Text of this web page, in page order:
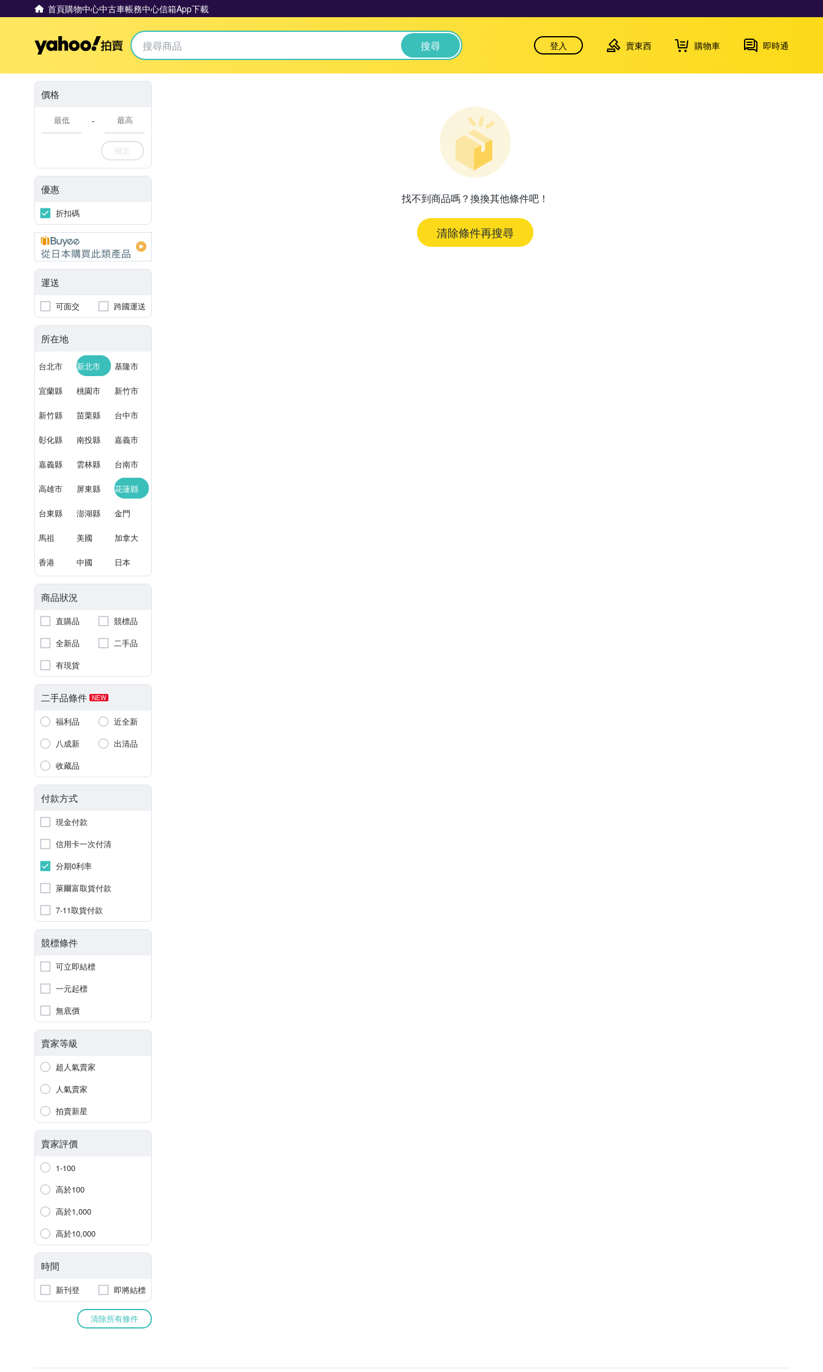
首頁購物中心中古車帳務中心信箱App下載
Yahoo拍賣 搜尋 登入 賣東西 購物車 即時通
價格
-
確定
優惠
折扣碼
運送
可面交 跨國運送
所在地
台北市 新北市 基隆市
宜蘭縣 桃園市 新竹市
新竹縣 苗栗縣 台中市
彰化縣 南投縣 嘉義市
嘉義縣 雲林縣 台南市
高雄市 屏東縣 花蓮縣
台東縣 澎湖縣 金門
馬祖 美國 加拿大
香港 中國 日本
商品狀況
直購品
競標品
全新品
二手品
有現貨
二手品條件 NEW
福利品
近全新
八成新
出清品
收藏品
付款方式
現金付款
信用卡一次付清
分期0利率
萊爾富取貨付款
7-11取貨付款
競標條件
可立即結標
一元起標
無底價
賣家等級
超人氣賣家
人氣賣家
拍賣新星
賣家評價
1-100
高於100
高於1,000
高於10,000
時間
新刊登 即將結標
清除所有條件
找不到商品嗎？換換其他條件吧！
清除條件再搜尋